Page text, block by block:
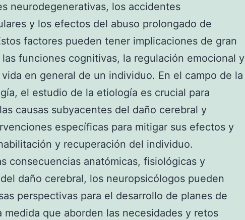
neurodegenerativas, los accidentes
y los efectos del abuso prolongado de
factores pueden tener implicaciones de gran
las funciones cognitivas, la regulación emocional y
en general de un individuo. En el campo de la
el estudio de la etiología es crucial para
causas subyacentes del daño cerebral y
específicas para mitigar sus efectos y
y recuperación del individuo.
consecuencias anatómicas, fisiológicas y
daño cerebral, los neuropsicólogos pueden
perspectivas para el desarrollo de planes de
medida que aborden las necesidades y retos